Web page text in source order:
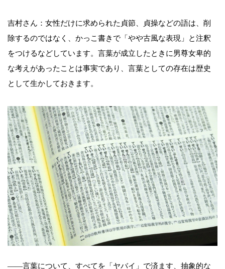
吉村さん：女性だけに求められた貞節、貞操などの語は、削
除するのではなく、かっこ書きで「やや古風な表現」と注釈
をつけるなどしています。言葉が成立したときに男尊女卑的
な考えがあったことは事実であり、言葉としての存在は歴史
として生かしておきます。
――言葉について、すべてを「ヤバイ」で済ます、抽象的な